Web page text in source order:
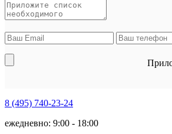
8 (495) 740-23-24
ежедневно: 9:00 - 18:00